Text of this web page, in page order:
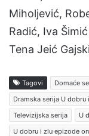
Miholjević,
Radić, Iva
Tena Jeić
Tagovi Domaće
Dramska serija U dobru
Televizijska serija
U
U dobru i zlu epizode